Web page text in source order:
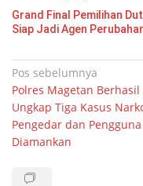
Grand Final Pemilihan Duta
Siap Jadi Agen
Navigasi
pos
Pos sebelumnya
Polres Magetan Berhasil
Ungkap Tiga Kasus
Pengedar dan Pengguna
Diamankan